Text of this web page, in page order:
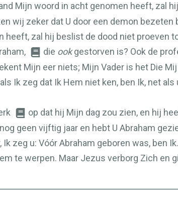
Mijn woord in acht genomen heeft, zal
wij zeker dat U door een demon
heeft, zal hij beslist de dood niet proeven
die ookgestorven is? Ook de
Mijn eer niets; Mijn Vader is het Die
Ik zeg dat Ik Hem niet ken, ben Ik, net
op dat hij Mijn dag zou zien, en hij
geen vijftig jaar en hebt U Abraham
zeg u: Vóór Abraham geboren was, ben Ik.
te werpen. Maar Jezus verborg Zich en